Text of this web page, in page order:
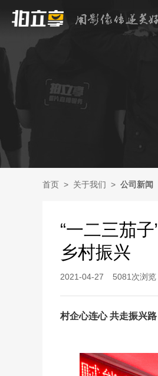
首页 > 关于我们 > 公司新闻
“一二三茄
乡村振兴
2021-04-27 5081 次浏览
村企心连心 共走振兴